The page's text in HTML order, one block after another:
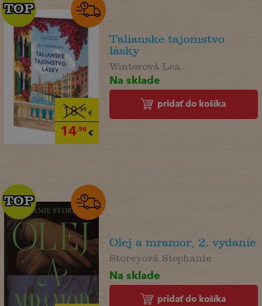
18,99 €
14,98€
TOP
TOP
Talianske tajomstvo
lásky
Winterová Lea
Na sklade
pridať do košíka
TOP
TOP
Olej a mramor, 2. vydanie
Storeyová Stephanie
Na sklade
pridať do košíka